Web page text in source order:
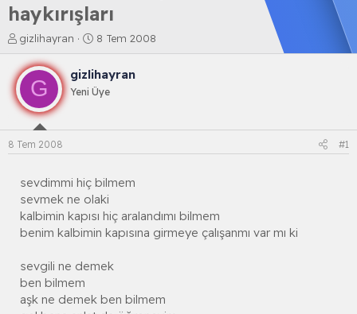
haykırışları
K
o
n
b
u
y
a
l
a
t
a
n
gizlihayran
B
a
l
a
ç
a
r
h
i
8 Tem 2008
G
gizlihayran
Yeni Üye
8 Tem 2008 #1
sevdimmi hiç bilmem
sevmek ne olaki
kalbimin kapısı hiç aralandımı bilmem
benim kalbimin kapısına girmeye çalışanmı var mı ki
sevgili ne demek
ben bilmem
aşk ne demek ben bilmem